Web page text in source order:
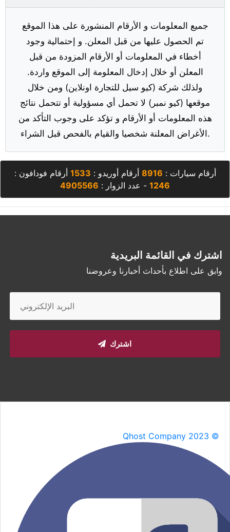
جميع المعلومات و الأرقام المنشورة على هذا الموقع
تم الحصول عليها من قبل المعلن. و إحتمالية وجود
أخطاء في المعلومات أو الأرقام المزودة من قبل
المعلن أو خلال إدخال المعلومة إلى الموقع واردة.
ولذلك شركة (كيو سيل للتجارة اونلاين) ومن خلال
موقعها (كيو نمبر) لا تحمل أي مسؤولية أو تتحمل نتائج
هذه المعلومات أو الأرقام و تؤكد على وجوب التأكد من
الأغراض المعلنة شخصيا والقيام بالفحص قبل الشراء.
أرقام سيارات : 8916 أرقام أوريدو : 1533 أرقام فودافون :
1246 - عدد الزوار : 4905566
اشترك في القائمة البريدية
وابق على اطلاع بأحداث أخبارنا وعروضنا
اشترك
Qhost Company 2023 ©